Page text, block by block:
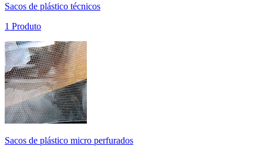
Sacos de plástico técnicos
1 Produto
Sacos de plástico micro perfurados